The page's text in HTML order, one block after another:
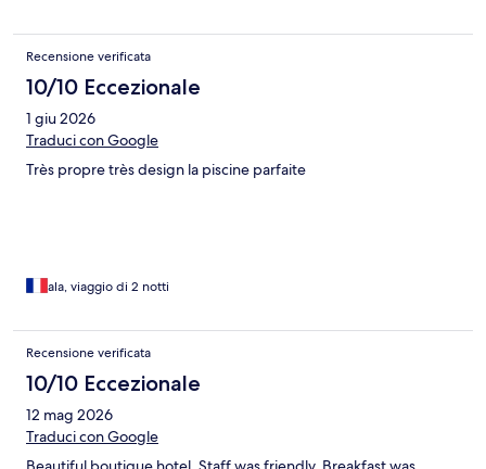
Recensione verificata
10/10 Eccezionale
1 giu 2026
Traduci con Google
Très propre très design la piscine parfaite
ala, viaggio di 2 notti
Recensione verificata
10/10 Eccezionale
12 mag 2026
Traduci con Google